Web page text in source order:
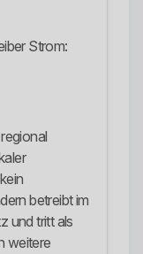
Strom:
betreibt im
und tritt als
weitere